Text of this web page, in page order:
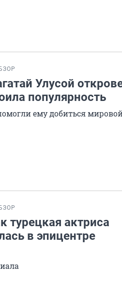
Улусой
популярность
ему добиться
турецкая актриса
в эпицентре